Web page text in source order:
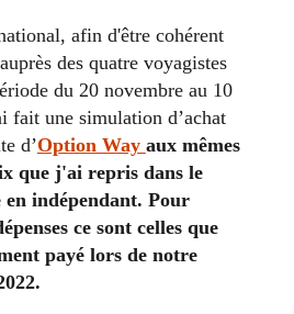
afin d'être cohérent
des quatre voyagistes
du 20 novembre au 10
fait une simulation d’achat
d’Option Way aux mêmes
que j'ai repris dans le
en indépendant. Pour
ce sont celles que
payé lors de notre